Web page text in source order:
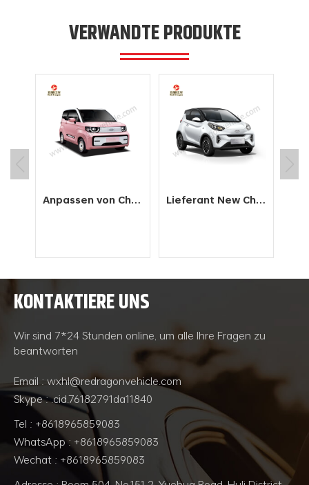
VERWANDTE PRODUKTE
Anpassen von Chery QQ Electric New Energy Electric Vehicle Technologies
WEITERLESEN
Lieferant New Chery EQ1 Price Launch New Energy Vehicle
KONTAKTIERE UNS
Wir sind 7*24 Stunden online, um alle Ihre Fragen zu
beantworten
Email : wxhl@redragonvehicle.com
Skype : .cid.76182791da11840
Tel : +8618965859083
WhatsApp : +8618965859083
Wechat : +8618965859083